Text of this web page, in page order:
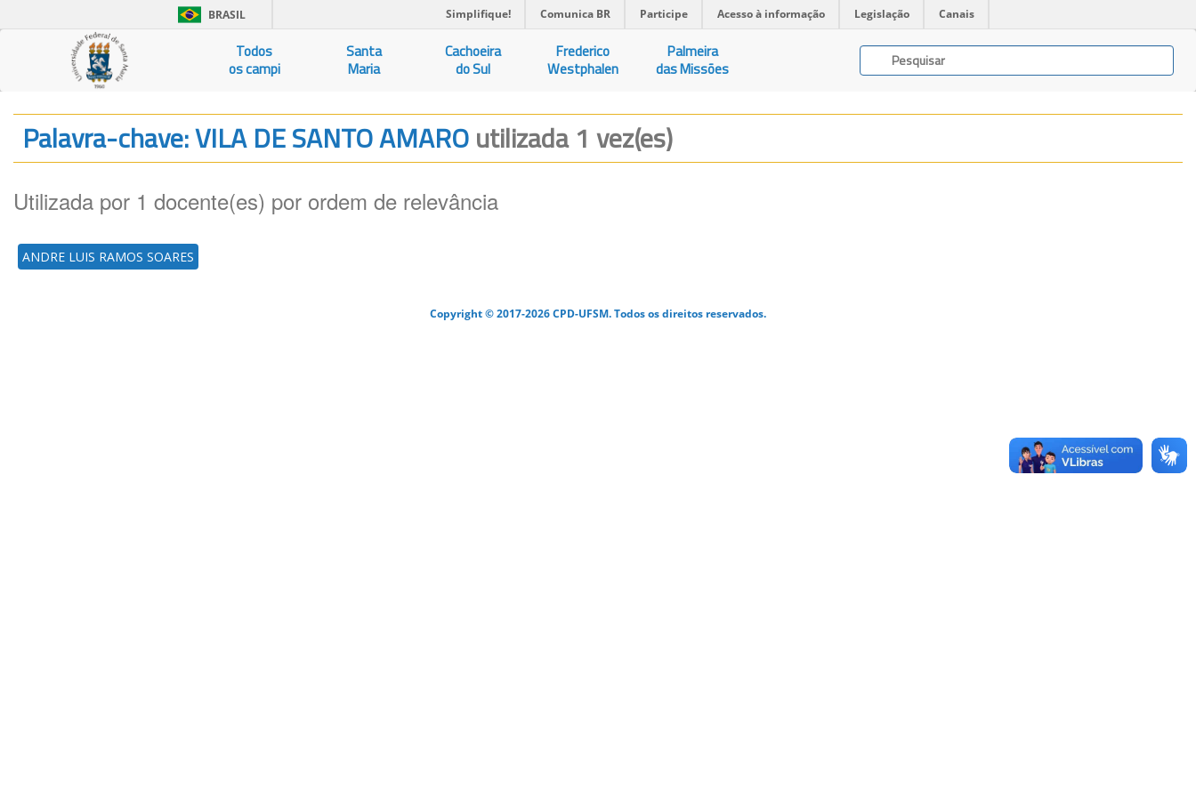
BRASIL Simplifique! Comunica BR Participe Acesso à informação Legislação Canais
Todos
os campi
Santa
Maria
Cachoeira
do Sul
Frederico
Westphalen
Palmeira
das Missões
Palavra-chave: VILA DE SANTO AMAROutilizada 1 vez(es)
Utilizada por 1 docente(es) por ordem de relevância
ANDRE LUIS RAMOS SOARES
Copyright © 2017-2026 CPD-UFSM. Todos os direitos reservados.